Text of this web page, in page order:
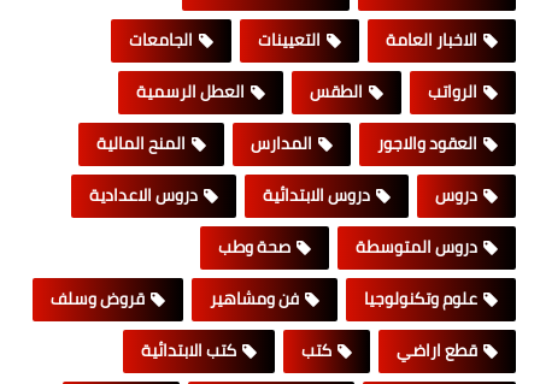
الاخبار العامة
التعيينات
الجامعات
الرواتب
الطقس
العطل الرسمية
العقود والاجور
المدارس
المنح المالية
دروس
دروس الابتدائية
دروس الاعدادية
دروس المتوسطة
صحة وطب
علوم وتكنولوجيا
فن ومشاهير
قروض وسلف
قطع اراضي
كتب
كتب الابتدائية